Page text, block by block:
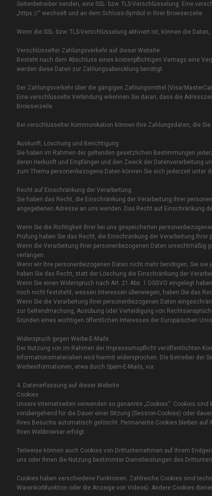
Seitenbetreiber senden, eine SSL- bzw. TLS-Verschlüsselung. Eine
„https://“ wechselt und an dem Schloss-Symbol in Ihrer Browserzeile.
Wenn die SSL- bzw. TLS-Verschlüsselung aktiviert ist, können die
Verschlüsselter Zahlungsverkehr auf dieser Website
Besteht nach dem Abschluss eines kostenpflichtigen Vertrags eine
werden diese Daten zur Zahlungsabwicklung benötigt.
Der Zahlungsverkehr über die gängigen Zahlungsmittel (Visa/
Eine verschlüsselte Verbindung erkennen Sie daran, dass die
Browserzeile.
Bei verschlüsselter Kommunikation können Ihre Zahlungsdaten, die
Auskunft, Löschung und Berichtigung
Sie haben im Rahmen der geltenden gesetzlichen Bestimmungen
deren Herkunft und Empfänger und den Zweck der Datenverarbeitung
zum Thema personenbezogene Daten können Sie sich jederzeit unter
Recht auf Einschränkung der Verarbeitung
Sie haben das Recht, die Einschränkung der Verarbeitung Ihrer
angegebenen Adresse an uns wenden. Das Recht auf Einschränkung
Wenn Sie die Richtigkeit Ihrer bei uns gespeicherten
Prüfung haben Sie das Recht, die Einschränkung der Verarbeitung
Wenn die Verarbeitung Ihrer personenbezogenen Daten
verlangen.
Wenn wir Ihre personenbezogenen Daten nicht mehr benötigen, Sie
haben Sie das Recht, statt der Löschung die Einschränkung der
Wenn Sie einen Widerspruch nach Art. 21 Abs. 1 DSGVO eingelegt
noch nicht feststeht, wessen Interessen überwiegen, haben Sie das
Wenn Sie die Verarbeitung Ihrer personenbezogenen Daten
zur Geltendmachung, Ausübung oder Verteidigung von
Gründen eines wichtigen öffentlichen Interesses der Europäischen
Widerspruch gegen Werbe-E-Mails
Der Nutzung von im Rahmen der Impressumspflicht veröffentlichten
Informationsmaterialien wird hiermit widersprochen. Die Betreiber der
Werbeinformationen, etwa durch Spam-E-Mails, vor.
4. Datenerfassung auf dieser Website
Cookies
Unsere Internetseiten verwenden so genannte „Cookies“. Cookies
vorübergehend für die Dauer einer Sitzung (Session-Cookies) oder
Ihres Besuchs automatisch gelöscht. Permanente Cookies bleiben
Ihren Webbrowser erfolgt.
Teilweise können auch Cookies von Drittunternehmen auf Ihrem
uns oder Ihnen die Nutzung bestimmter Dienstleistungen des
Cookies haben verschiedene Funktionen. Zahlreiche Cookies sind
Warenkorbfunktion oder die Anzeige von Videos). Andere Cookies